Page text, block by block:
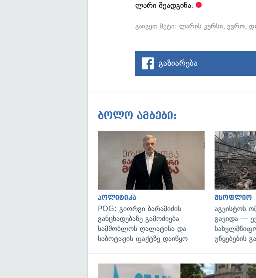
ლარი შეადგინა.
გაიგეთ მეტი:ლარის კურსი,ევრო,
გაზიარება
ბოლო ამბები:
გადახედვა
პოლიტიკა
POG: გიორგი ბარამიძის
განცხადებაზე გამოძიება
სამშობლოს ღალატისა და
საბოტაჟის ფაქტზე დაიწყო
მსოფლიო
აგვისტოს
გავიდა —
უწყებების